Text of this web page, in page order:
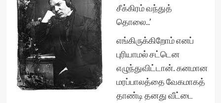
சீக்கிரம் வந்துத்
தொலை..’
எங்கிருக்கிறோம் எனப்
புரியாமல் சட்டென
எழுந்துவிட்டான். கனமான
மரப்பாலத்தை வேகமாகத்
தாண்டி தனது வீட்டை